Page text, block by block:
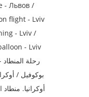
- Львов /
flight - Lviv
- Lviv /
- Lviv
بوكوفيل /
أوكرانيا.